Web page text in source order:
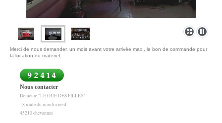
Merci de nous demander, un mois avant votre arrivée max., le bon de commande pour
la location du materiel.
Nous contacter
Demeure "LE GUE DES FILLES"
18 route du moulin neuf
45210 chevannes